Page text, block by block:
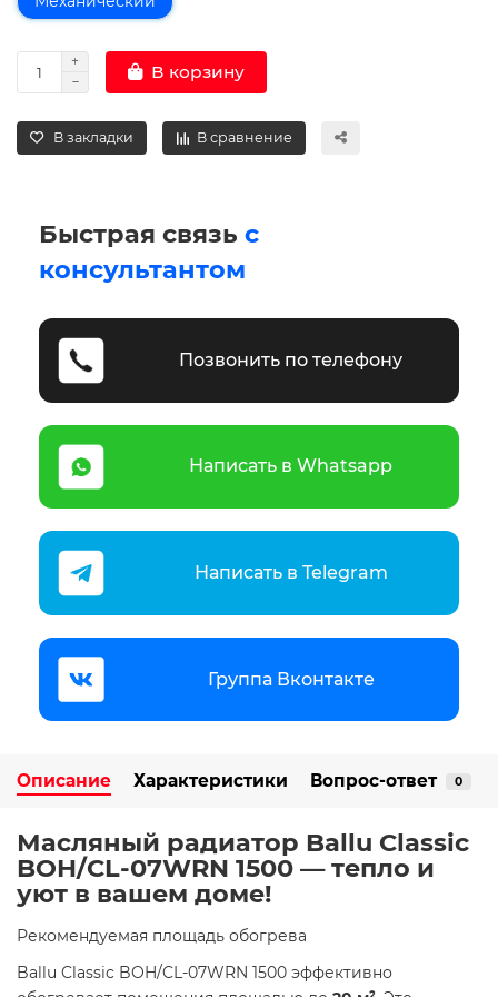
В корзину
В закладки В сравнение
Быстрая связь с
консультантом
Позвонить по телефону
Написать в Whatsapp
Написать в Telegram
Группа Вконтакте
Описание Характеристики Вопрос-ответ 0
Масляный радиатор Ballu Classic
BOH/CL-07WRN 1500 — тепло и
уют в вашем доме!
​Рекомендуемая площадь обогрева
Ballu Classic BOH/CL-07WRN 1500 эффективно